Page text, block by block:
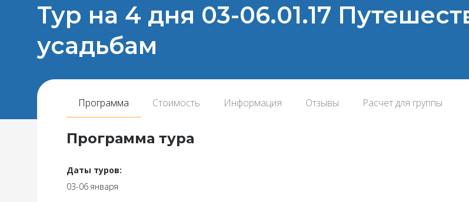
Тур на 4 дня 03-06.01.17
усадьбам
Программа Стоимость Информация Отзывы Расчет для группы
Программа тура
Даты туров:
03-06 января